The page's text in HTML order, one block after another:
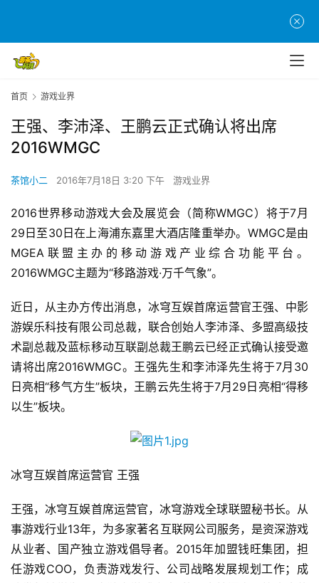
首页 游戏业界
王强、李沛泽、王鹏云正式确认将出席
2016WMGC
茶馆小二 2016年7月18日 3:20 下午 游戏业界
2016世界移动游戏大会及展览会（简称WMGC）将于7月
29日至30日在上海浦东嘉里大酒店隆重举办。WMGC是由
MGEA联盟主办的移动游戏产业综合功能平台。
2016WMGC主题为“移路游戏·万千气象”。
近日，从主办方传出消息，冰穹互娱首席运营官王强、中影
游娱乐科技有限公司总裁，联合创始人李沛泽、多盟高级技
术副总裁及蓝标移动互联副总裁王鹏云已经正式确认接受邀
请将出席2016WMGC。王强先生和李沛泽先生将于7月30
日亮相“移气方生”板块，王鹏云先生将于7月29日亮相“得移
以生”板块。
冰穹互娱首席运营官 王强
王强，冰穹互娱首席运营官，冰穹游戏全球联盟秘书长。从
事游戏行业13年，为多家著名互联网公司服务，是资深游戏
从业者、国产独立游戏倡导者。2015年加盟钱旺集团，担
任游戏COO，负责游戏发行、公司战略发展规划工作；成